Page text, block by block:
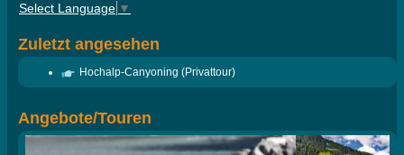
Select Language ▼
Zuletzt angesehen
Hochalp-Canyoning (Privattour)
Angebote/Touren